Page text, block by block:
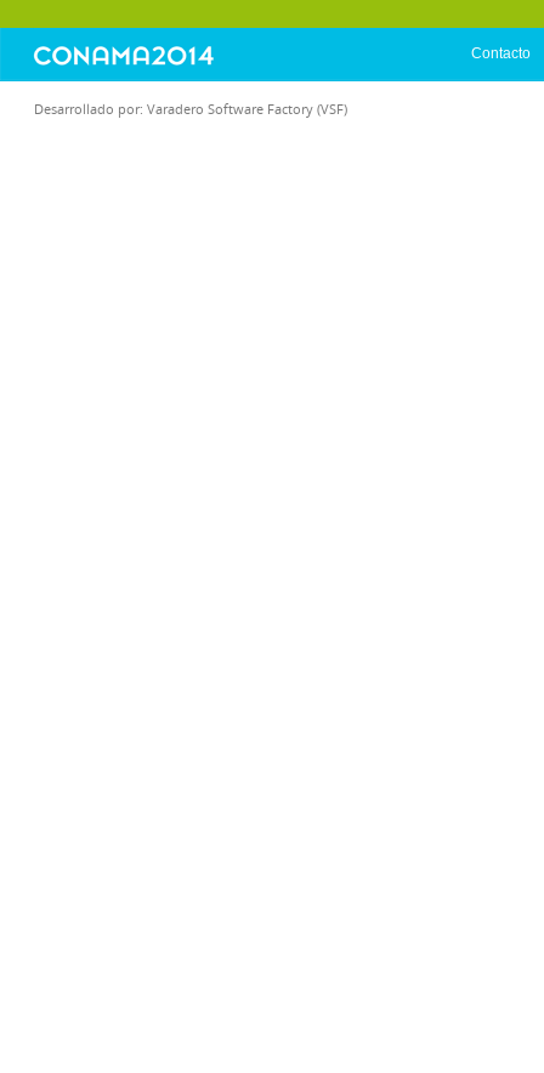
Contacto
Desarrollado por: Varadero Software Factory (VSF)